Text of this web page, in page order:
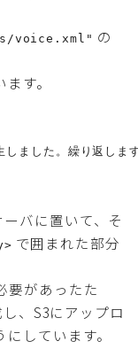
voice.xml" の
す。
した。繰り返しま
バに置いて、そ
で囲まれた部分
要があったた
、S3にアップロ
しています。